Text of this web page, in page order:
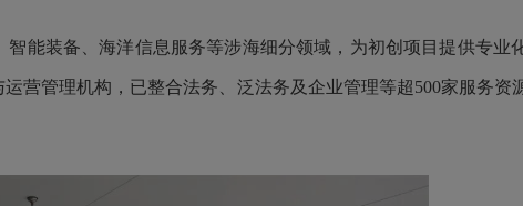
能装备、海洋信息服务等涉海细分领域，为初创项目提供专业
营管理机构，已整合法务、泛法务及企业管理等超500家服务资